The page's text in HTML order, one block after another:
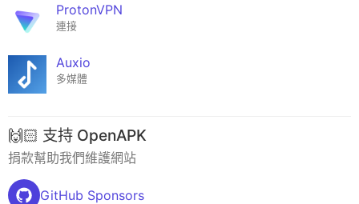
ProtonVPN
連接
Auxio
多媒體
🙌🏻 支持 OpenAPK
捐款幫助我們維護網站
GitHub Sponsors